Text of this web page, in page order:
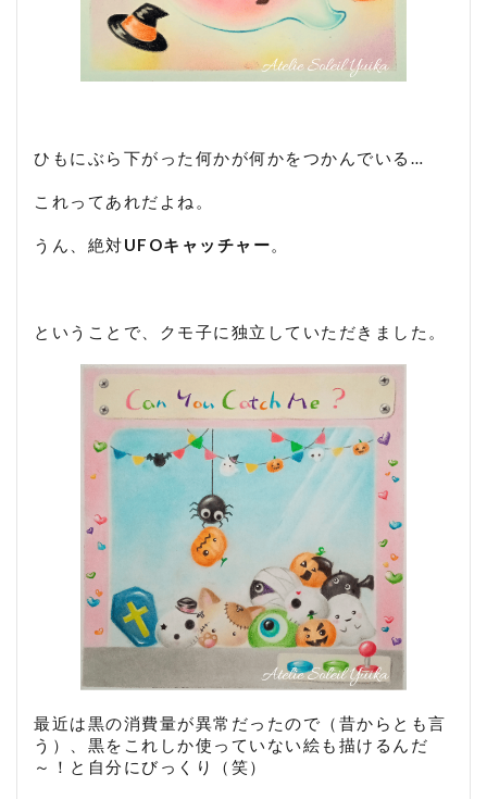
ひもにぶら下がった何かが何かをつかんでいる…
これってあれだよね。
うん、絶対UFOキャッチャー。
ということで、クモ子に独立していただきました。
最近は黒の消費量が異常だったので（昔からとも言
う）、黒をこれしか使っていない絵も描けるんだ
～！と自分にびっくり（笑）